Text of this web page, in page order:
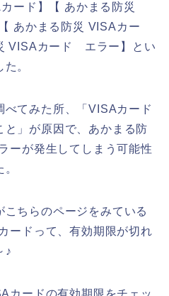
ード】【 あかまる防災
あかまる防災 VISAカー
VISAカード エラー】とい
。
べてみた所、「VISAカード
」が原因で、あかまる防
ーが発生してしまう可能性
ちらのページをみている
ードって、有効期限が切れ
♪